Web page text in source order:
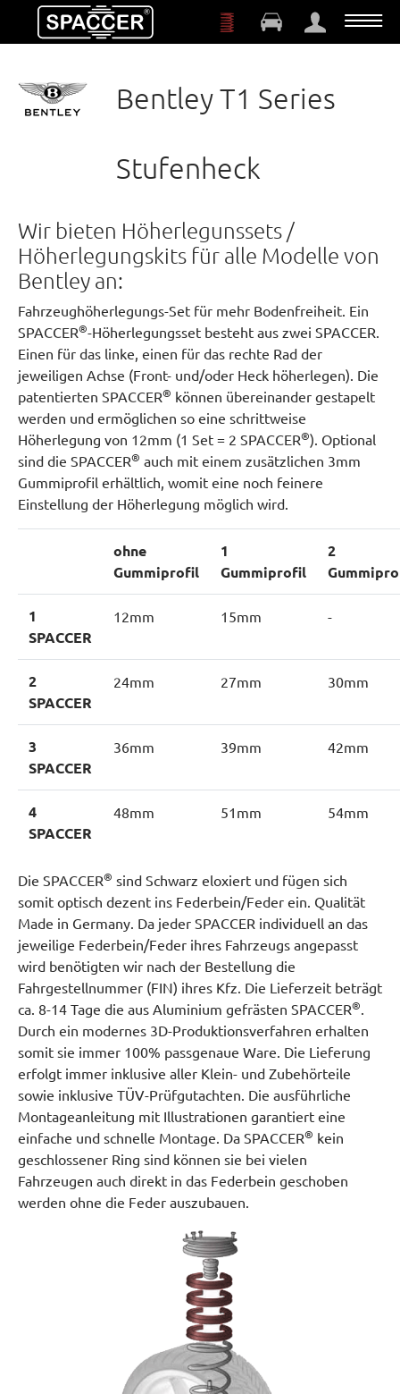
Zum Hauptinhalt springen
Bentley T1 Series
Stufenheck
Wir bieten Höherlegunssets /
Höherlegungskits für alle Modelle von
Bentley an:
Fahrzeughöherlegungs-Set für mehr Bodenfreiheit. Ein
SPACCER®-Höherlegungsset besteht aus zwei SPACCER.
Einen für das linke, einen für das rechte Rad der
jeweiligen Achse (Front- und/oder Heck höherlegen). Die
patentierten SPACCER® können übereinander gestapelt
werden und ermöglichen so eine schrittweise
Höherlegung von 12mm (1 Set = 2 SPACCER®). Optional
sind die SPACCER® auch mit einem zusätzlichen 3mm
Gummiprofil erhältlich, womit eine noch feinere
Einstellung der Höherlegung möglich wird.
ohne
Gummiprofil
1
Gummiprofil
2
1
SPACCER
12mm 15mm -
2
SPACCER
24mm 27mm 30mm
3
SPACCER
36mm 39mm 42mm
4
SPACCER
48mm 51mm 54mm
Die SPACCER® sind Schwarz eloxiert und fügen sich
somit optisch dezent ins Federbein/Feder ein. Qualität
Made in Germany. Da jeder SPACCER individuell an das
jeweilige Federbein/Feder ihres Fahrzeugs angepasst
wird benötigten wir nach der Bestellung die
Fahrgestellnummer (FIN) ihres Kfz. Die Lieferzeit beträgt
ca. 8-14 Tage die aus Aluminium gefrästen SPACCER®.
Durch ein modernes 3D-Produktionsverfahren erhalten
somit sie immer 100% passgenaue Ware. Die Lieferung
erfolgt immer inklusive aller Klein- und Zubehörteile
sowie inklusive TÜV-Prüfgutachten. Die ausführliche
Montageanleitung mit Illustrationen garantiert eine
einfache und schnelle Montage. Da SPACCER® kein
geschlossener Ring sind können sie bei vielen
Fahrzeugen auch direkt in das Federbein geschoben
werden ohne die Feder auszubauen.